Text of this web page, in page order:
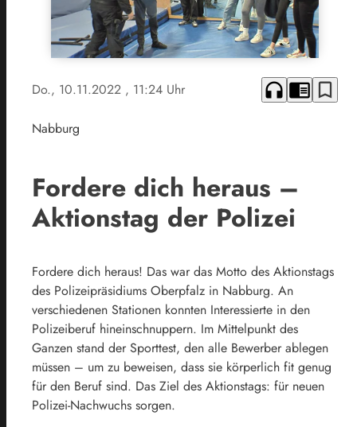
Do., 10.11.2022 , 11:24 Uhr headphones chrome_reader_mode bookmark_border
Nabburg
Fordere dich heraus –
Aktionstag der Polizei
Fordere dich heraus! Das war das Motto des Aktionstags
des Polizeipräsidiums Oberpfalz in Nabburg. An
verschiedenen Stationen konnten Interessierte in den
Polizeiberuf hineinschnuppern. Im Mittelpunkt des
Ganzen stand der Sporttest, den alle Bewerber ablegen
müssen – um zu beweisen, dass sie körperlich fit genug
für den Beruf sind. Das Ziel des Aktionstags: für neuen
Polizei-Nachwuchs sorgen.